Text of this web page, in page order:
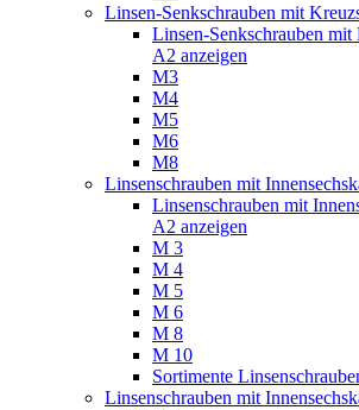
Linsen-Senkschrauben mit
Linsen-Senkschrauben
A2 anzeigen
M3
M4
M5
M6
M8
Linsenschrauben mit
Linsenschrauben mit
A2 anzeigen
M 3
M 4
M 5
M 6
M 8
M 10
Sortimente
Linsenschrauben mit